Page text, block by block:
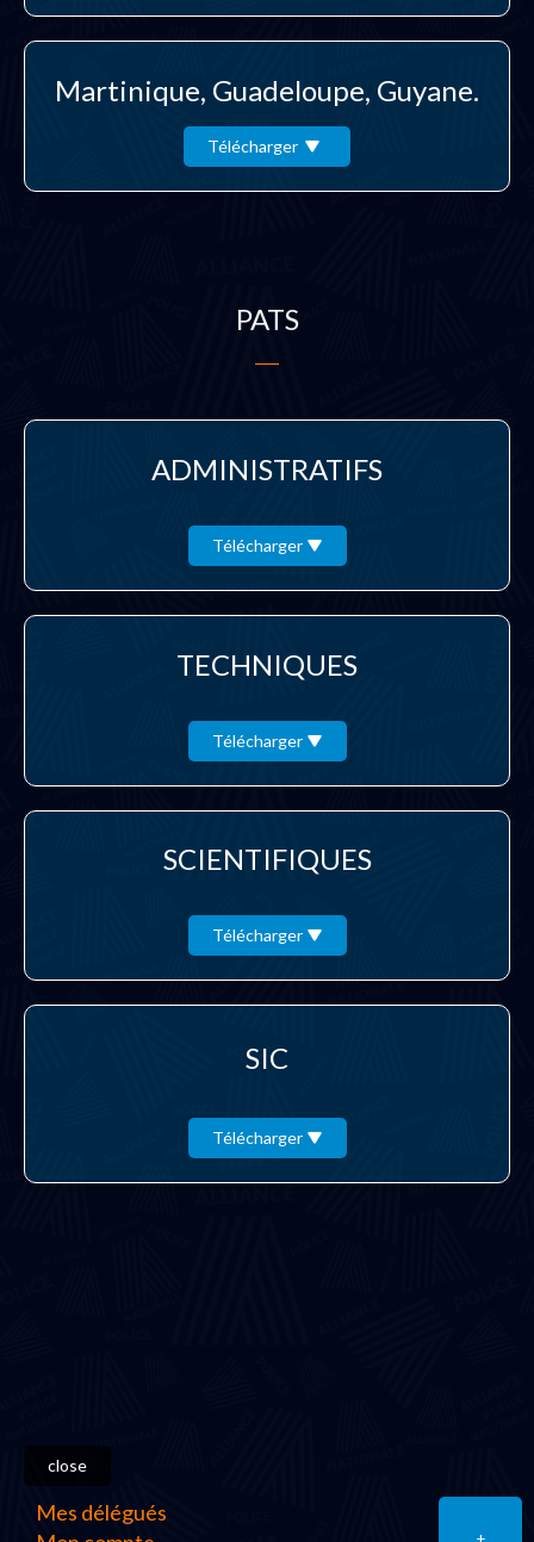
Martinique, Guadeloupe, Guyane.
Télécharger
PATS
ADMINISTRATIFS
Télécharger
TECHNIQUES
Télécharger
SCIENTIFIQUES
Télécharger
SIC
Télécharger
+
close
Mes délégués